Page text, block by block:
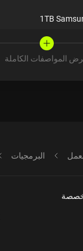
1TB
المواصفات الكاملة
البرمجيات